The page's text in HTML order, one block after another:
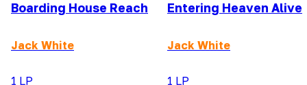
Boarding House Reach
Jack White
1 LP
Entering Heaven Alive
Jack White
1 LP